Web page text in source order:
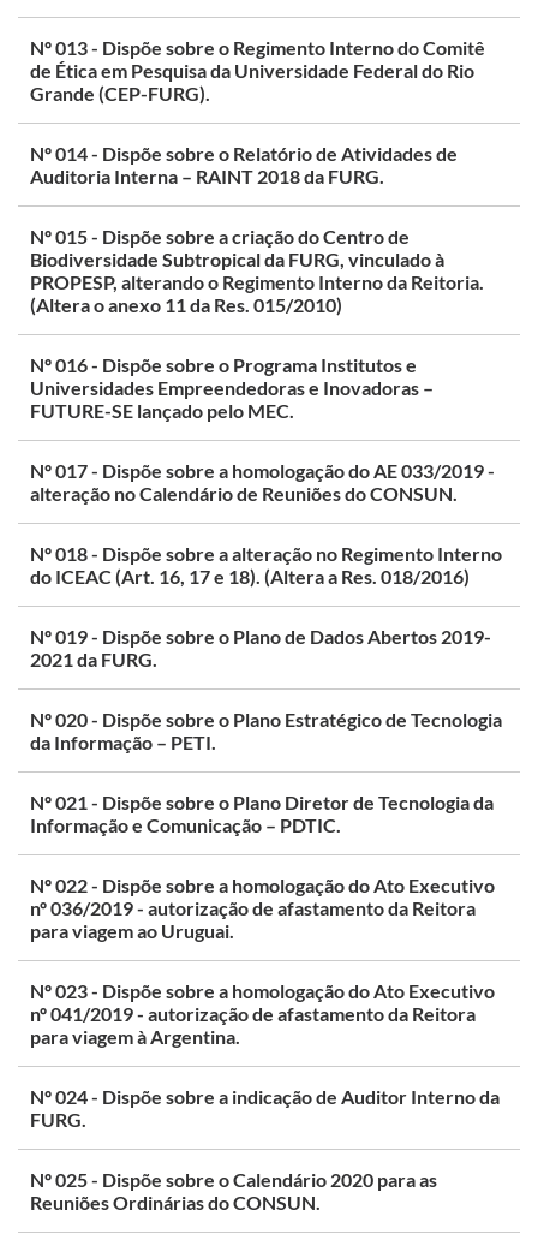
Nº 013 - Dispõe sobre o Regimento Interno do Comitê
de Ética em Pesquisa da Universidade Federal do Rio
Grande (CEP-FURG).
Nº 014 - Dispõe sobre o Relatório de Atividades de
Auditoria Interna – RAINT 2018 da FURG.
Nº 015 - Dispõe sobre a criação do Centro de
Biodiversidade Subtropical da FURG, vinculado à
PROPESP, alterando o Regimento Interno da Reitoria.
(Altera o anexo 11 da Res. 015/2010)
Nº 016 - Dispõe sobre o Programa Institutos e
Universidades Empreendedoras e Inovadoras –
FUTURE-SE lançado pelo MEC.
Nº 017 - Dispõe sobre a homologação do AE 033/2019 -
alteração no Calendário de Reuniões do CONSUN.
Nº 018 - Dispõe sobre a alteração no Regimento Interno
do ICEAC (Art. 16, 17 e 18). (Altera a Res. 018/2016)
Nº 019 - Dispõe sobre o Plano de Dados Abertos 2019-
2021 da FURG.
Nº 020 - Dispõe sobre o Plano Estratégico de Tecnologia
da Informação – PETI.
Nº 021 - Dispõe sobre o Plano Diretor de Tecnologia da
Informação e Comunicação – PDTIC.
Nº 022 - Dispõe sobre a homologação do Ato Executivo
nº 036/2019 - autorização de afastamento da Reitora
para viagem ao Uruguai.
Nº 023 - Dispõe sobre a homologação do Ato Executivo
nº 041/2019 - autorização de afastamento da Reitora
para viagem à Argentina.
Nº 024 - Dispõe sobre a indicação de Auditor Interno da
FURG.
Nº 025 - Dispõe sobre o Calendário 2020 para as
Reuniões Ordinárias do CONSUN.